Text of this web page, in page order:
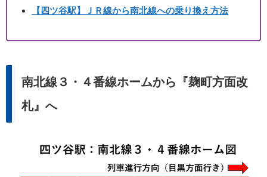
【四ツ谷駅】ＪＲ線から南北線への乗り換え方法
南北線３・４番線ホームから『麹町方面改
札』へ